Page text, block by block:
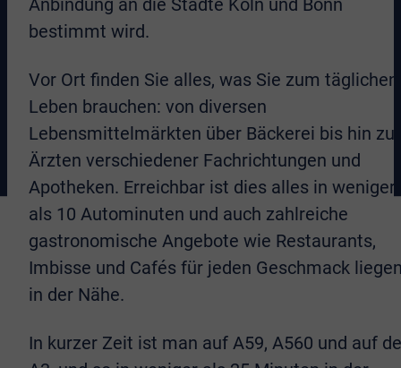
Anbindung an die Städte Köln und Bonn
bestimmt wird.
Vor Ort finden Sie alles, was Sie zum täglichen
Leben brauchen: von diversen
Lebensmittelmärkten über Bäckerei bis hin zu
Ärzten verschiedener Fachrichtungen und
Apotheken. Erreichbar ist dies alles in weniger
als 10 Autominuten und auch zahlreiche
gastronomische Angebote wie Restaurants,
Imbisse und Cafés für jeden Geschmack
in der Nähe.
In kurzer Zeit ist man auf A59, A560 und auf